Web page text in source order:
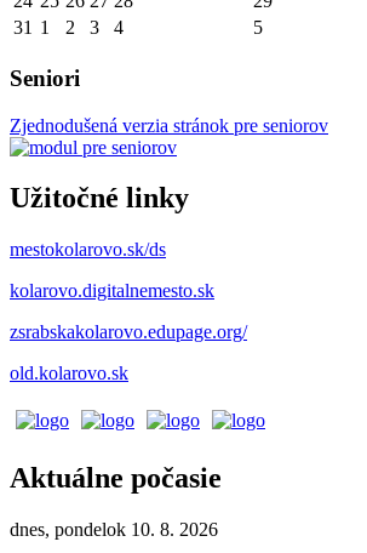
31 1 2 3 4 5
Seniori
Zjednodušená verzia stránok pre seniorov
Užitočné linky
mestokolarovo.sk/ds
kolarovo.digitalnemesto.sk
zsrabskakolarovo.edupage.org/
old.kolarovo.sk
Aktuálne počasie
dnes, pondelok 10. 8. 2026